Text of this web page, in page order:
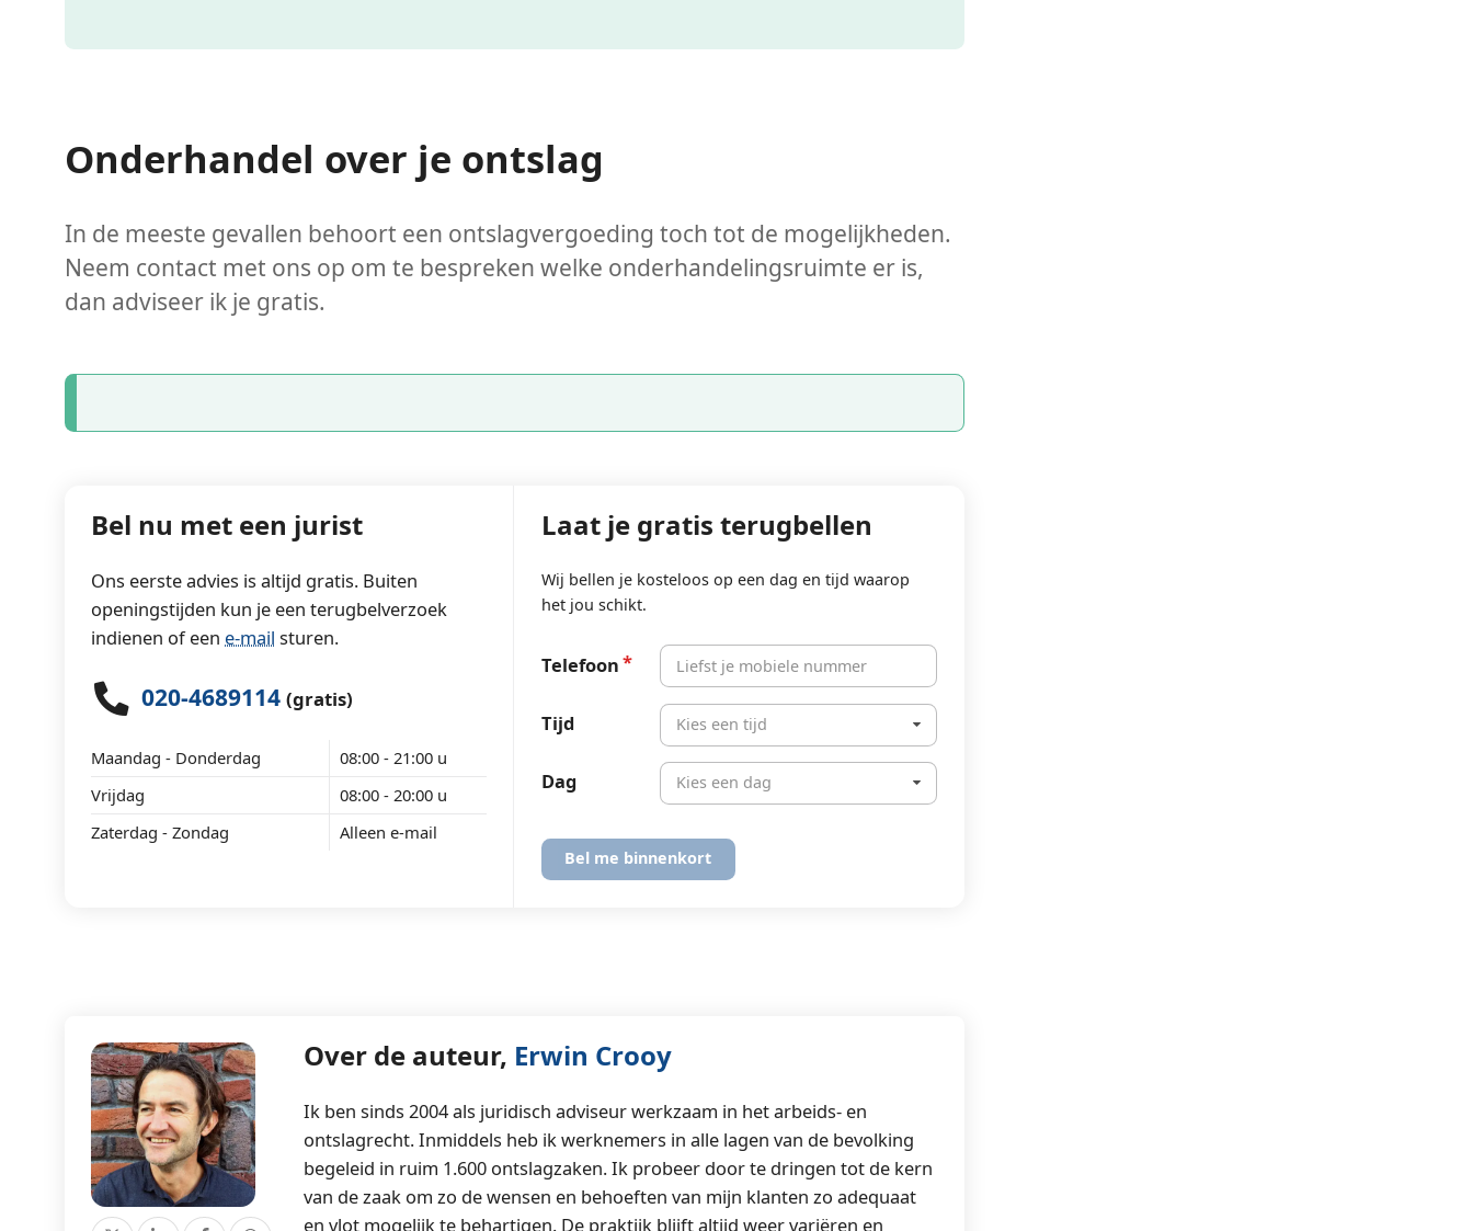
Onderhandel over je ontslag
In de meeste gevallen behoort een ontslagvergoeding toch tot de mogelijkheden.
Neem contact met ons op om te bespreken welke onderhandelingsruimte er is,
dan adviseer ik je gratis.
Bel nu met een jurist
Ons eerste advies is altijd gratis. Buiten
openingstijden kun je een terugbelverzoek
indienen of een e-mail sturen.
020-4689114 (gratis)
Maandag - Donderdag
08:00 - 21:00 u
Vrijdag
08:00 - 20:00 u
Zaterdag - Zondag
Alleen e-mail
Laat je gratis terugbellen
Wij bellen je kosteloos op een dag en tijd waarop
het jou schikt.
Telefoon
Tijd Kies een tijd
Dag Kies een dag
Over de auteur, Erwin Crooy
Ik ben sinds 2004 als juridisch adviseur werkzaam in het arbeids- en
ontslagrecht. Inmiddels heb ik werknemers in alle lagen van de bevolking
begeleid in ruim 1.600 ontslagzaken. Ik probeer door te dringen tot de kern
van de zaak om zo de wensen en behoeften van mijn klanten zo adequaat
en vlot mogelijk te behartigen. De praktijk blijft altijd weer variëren en